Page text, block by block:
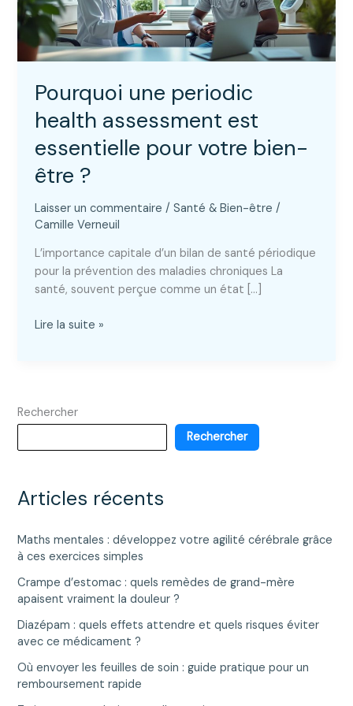
Pourquoi une periodic
health assessment est
essentielle pour votre bien-
être ?
Laisser un commentaire /Santé & Bien-être /
Camille Verneuil
L’importance capitale d’un bilan de santé périodique
pour la prévention des maladies chroniques La
santé, souvent perçue comme un état […]
Pourquoi
est
pour
bien-
être
Lire la suite »
Rechercher
Rechercher
Articles récents
Maths mentales : développez votre agilité cérébrale grâce
à ces exercices simples
Crampe d’estomac : quels remèdes de grand-mère
apaisent vraiment la douleur ?
Diazépam : quels effets attendre et quels risques éviter
avec ce médicament ?
Où envoyer les feuilles de soin : guide pratique pour un
remboursement rapide